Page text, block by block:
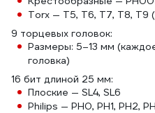
Torx — T5, T6, T7, T8, T9
9 торцевых головок:
Размеры: 5–13 мм
головка)
16 бит длиной 25 мм:
Плоские — SL4, SL6
Philips — PH0, PH1, PH2,